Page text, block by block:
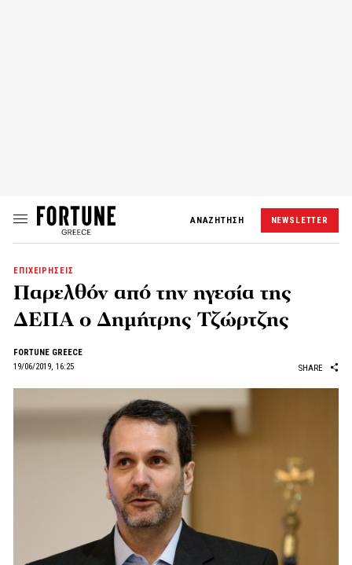
ΑΝΑΖΗΤΗΣΗ NEWSLETTER
ΕΠΙΧΕΙΡΗΣΕΙΣ
Παρελθόν από την ηγεσία της
ΔΕΠΑ ο Δημήτρης Τζώρτζης
FORTUNE GREECE
19/06/2019, 16:25
SHARE